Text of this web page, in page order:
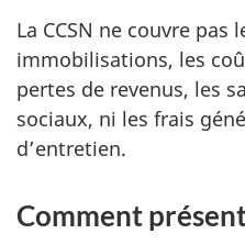
La CCSN ne couvre pas
immobilisations, les
pertes de revenus, les
sociaux, ni les frais
d’entretien.
Comment